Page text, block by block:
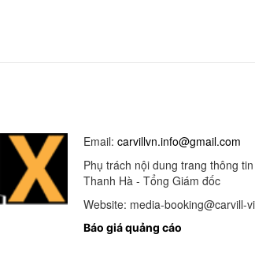
Email: carvillvn.info@gmail.com
Phụ trách nội dung trang thông
Thanh Hà - Tổng Giám đốc
Website: media-booking@carvill-
Báo giá quảng cáo